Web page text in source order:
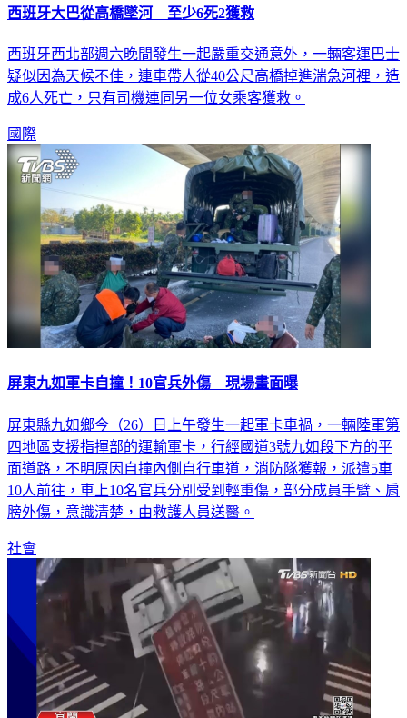
西班牙大巴從高橋墜河 至少6死2獲救
西班牙西北部週六晚間發生一起嚴重交通意外，一輛客運巴士
疑似因為天候不佳，連車帶人從40公尺高橋掉進湍急河裡，造
成6人死亡，只有司機連同另一位女乘客獲救。
國際
屏東九如軍卡自撞！10官兵外傷 現場畫面曝
屏東縣九如鄉今（26）日上午發生一起軍卡車禍，一輛陸軍第
四地區支援指揮部的運輸軍卡，行經國道3號九如段下方的平
面道路，不明原因自撞內側自行車道，消防隊獲報，派遣5車
10人前往，車上10名官兵分別受到輕重傷，部分成員手臂、肩
膀外傷，意識清楚，由救護人員送醫。
社會